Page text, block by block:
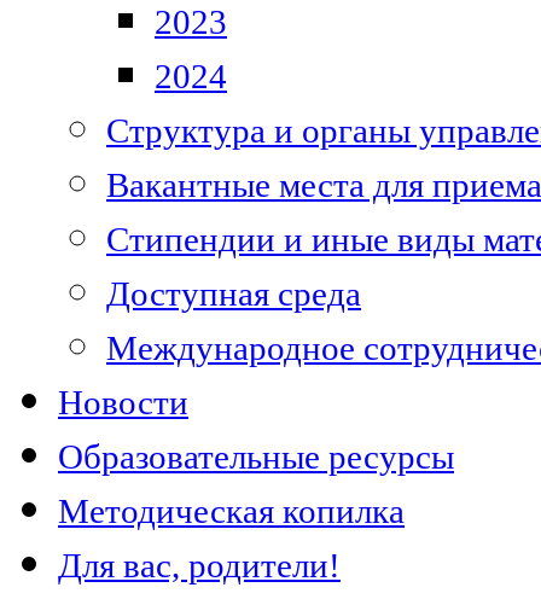
2023
2024
Структура и органы
Вакантные места для
Стипендии и иные виды
Доступная среда
Международное
Новости
Образовательные ресурсы
Методическая копилка
Для вас, родители!